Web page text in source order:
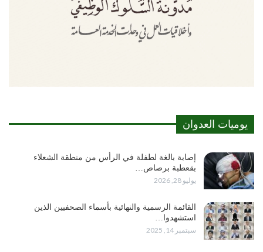
يوميات العدوان
إصابة بالغة لطفلة في الرأس من منطقة الشعلاء
بقعطبة برصاص…
يوليو 28, 2026
القائمة الرسمية والنهائية بأسماء الصحفيين الذين
استشهدوا…
سبتمبر 14, 2025